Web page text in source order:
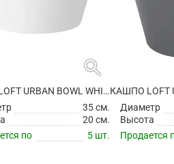
search
КАШПО LOFT URBAN BOWL WHITE
35 см.
20 см.
по
5 шт.
Диаметр
Высота
Продается